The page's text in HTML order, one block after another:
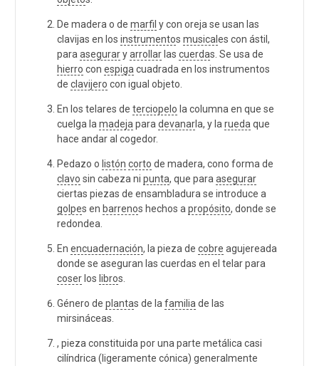
De madera o de marfil y con oreja se usan las
clavijas en los instrumentos musical es con ástil,
para aseguraryarrollar las cuerdas. Se usa de
hierro con espiga cuadrada en los instrumentos
de clavijero con igual objeto.
En los telares de terciopelo la columna en que se
cuelga la madeja para devanarla, y la rueda que
hace andar al cogedor.
Pedazo o listón corto de madera, cono forma de
clavo sin cabeza ni punta, que para asegurar
ciertas piezas de ensambladura se introduce a
golpes en barrenos hechos a propósito, donde se
redondea.
En encuadernación, la pieza de cobre agujereada
donde se aseguran las cuerdas en el telar para
coser los libros.
Género de plantas de la familia de las
mirsináceas.
, pieza constituida por una parte metálica casi
cilíndrica (ligeramente cónica) generalmente